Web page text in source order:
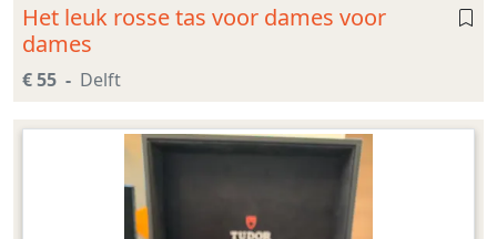
Het leuk rosse tas voor dames voor
dames
€ 55 Delft